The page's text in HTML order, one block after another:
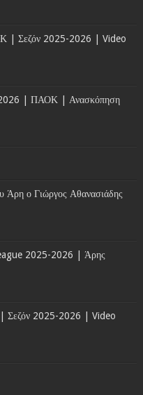
| Σεζόν 2025-2026 | Video
| ΠΑΟΚ | Ανασκόπηση
ο Γιώργος Αθανασιάδης
2025-2026 | Άρης
Σεζόν 2025-2026 | Video